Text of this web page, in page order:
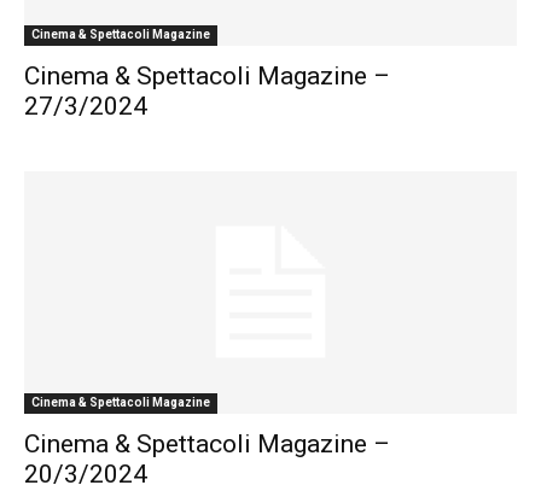
Cinema & Spettacoli Magazine
Cinema & Spettacoli Magazine –
27/3/2024
Cinema & Spettacoli Magazine
Cinema & Spettacoli Magazine –
20/3/2024